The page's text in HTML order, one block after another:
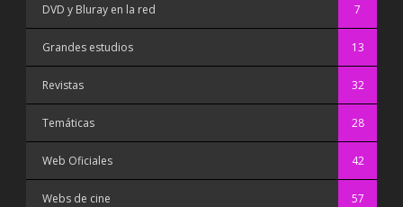
DVD y Bluray en la red 7
Grandes estudios 13
Revistas 32
Temáticas 28
Web Oficiales 42
Webs de cine 57